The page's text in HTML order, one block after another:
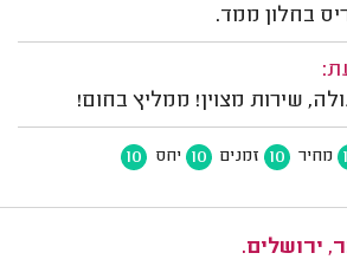
בחלון ממד.
שירות מצוין! ממליץ בחום!
מחיר 10 זמנים 10 יחס 10
ירושלים.